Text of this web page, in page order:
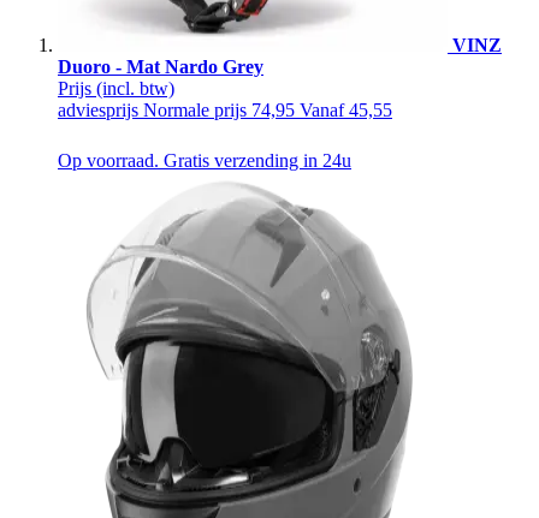
VINZ
Duoro - Mat Nardo Grey
Prijs (incl. btw)
adviesprijs Normale prijs 74,95 Vanaf 45,55
Op voorraad. Gratis verzending in 24u